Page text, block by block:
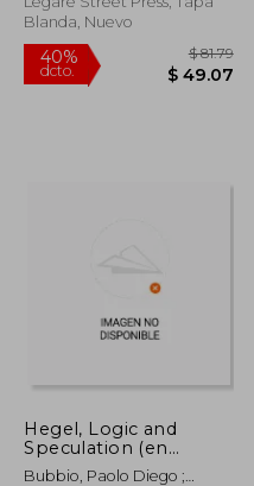
$ 116.89
$ 70.14
Blanda, Nuevo
40%
dcto.
Hegel, Logic and
Speculation (en
Inglés)
Bubbio, Paolo Diego ;